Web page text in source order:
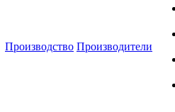
Производство Производители